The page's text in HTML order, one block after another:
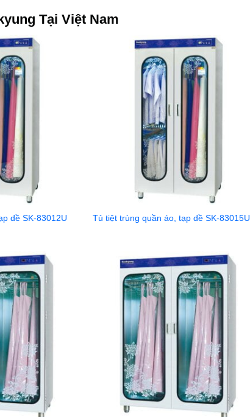
Tại Việt Nam
dề SK-83012U Tủ tiệt trùng quần áo, tạp dề SK-83015U